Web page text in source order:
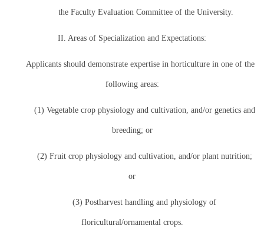
the Faculty Evaluation Committee of the University.
II. Areas of Specialization and Expectations:
Applicants should demonstrate expertise in horticulture in one of the
following areas:
(1) Vegetable crop physiology and cultivation, and/or genetics and
breeding; or
(2) Fruit crop physiology and cultivation, and/or plant nutrition;
or
(3) Postharvest handling and physiology of
floricultural/ornamental crops.